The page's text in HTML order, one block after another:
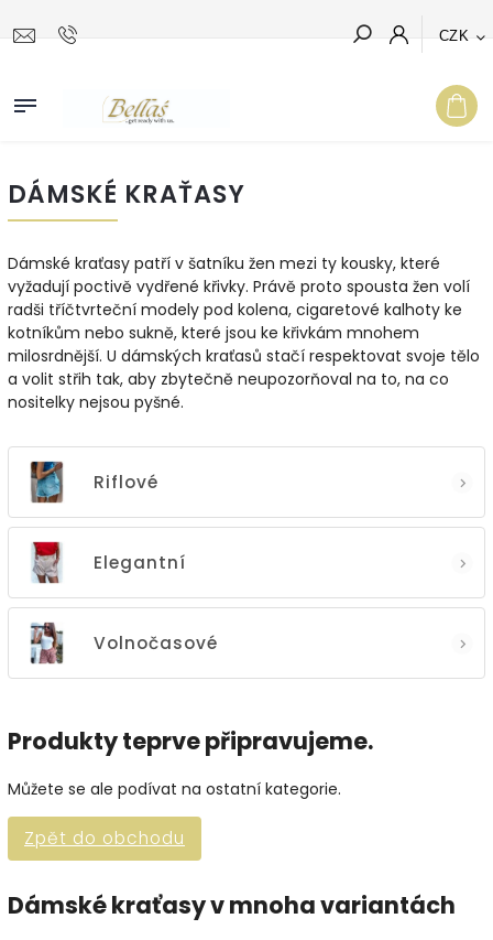
CZK
Hledat
DÁMSKÉ KRAŤASY
Dámské kraťasy patří v šatníku žen mezi ty kousky, které
vyžadují poctivě vydřené křivky. Právě proto spousta žen volí
radši tříčtvrteční modely pod kolena, cigaretové kalhoty ke
kotníkům nebo sukně, které jsou ke křivkám mnohem
milosrdnější. U dámských kraťasů stačí respektovat svoje tělo
a volit střih tak, aby zbytečně neupozorňoval na to, na co
nositelky nejsou pyšné.
Riflové
Elegantní
Volnočasové
Produkty teprve připravujeme.
Můžete se ale podívat na ostatní kategorie.
Zpět do obchodu
Dámské kraťasy v mnoha variantách